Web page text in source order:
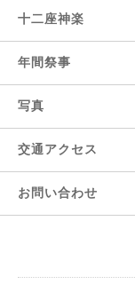
十二座神楽
年間祭事
写真
交通アクセス
お問い合わせ